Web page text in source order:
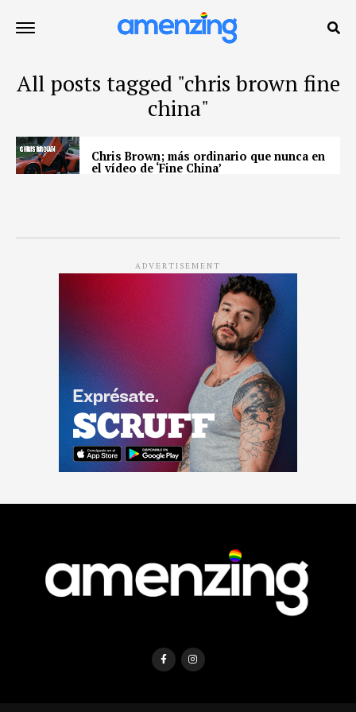
All posts tagged "chris brown fine
china"
Chris Brown; más ordinario que nunca en
el vídeo de ‘Fine China’
ADVERTISEMENT